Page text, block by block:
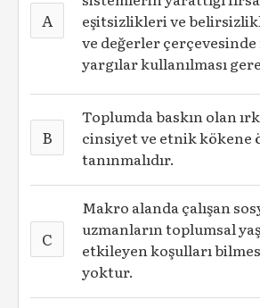
A
eşitsizlikleri ve
ve değerler
yargılar kullanılması
B
Toplumda baskın olan
cinsiyet ve etnik kökene
tanınmalıdır.
C
Makro alanda çalışan
uzmanların toplumsal
etkileyen koşulları
yoktur.